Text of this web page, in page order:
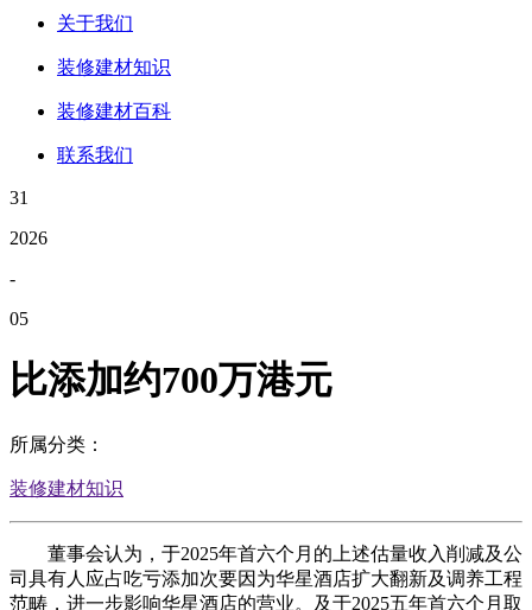
关于我们
装修建材知识
装修建材百科
联系我们
31
2026
-
05
比添加约700万港元
所属分类：
装修建材知识
董事会认为，于2025年首六个月的上述估量收入削减及公
司具有人应占吃亏添加次要因为华星酒店扩大翻新及调养工程
范畴，进一步影响华星酒店的营业。及于2025五年首六个月取